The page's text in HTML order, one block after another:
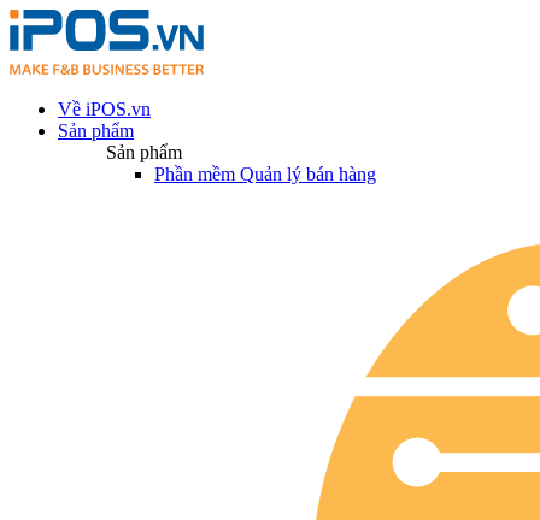
Về iPOS.vn
Sản phẩm
Sản phẩm
Phần mềm Quản lý bán hàng